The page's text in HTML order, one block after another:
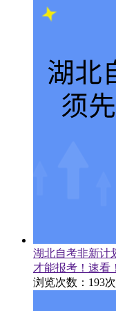
湖北自考非新计
才能报考！速看！
浏览次数：193次